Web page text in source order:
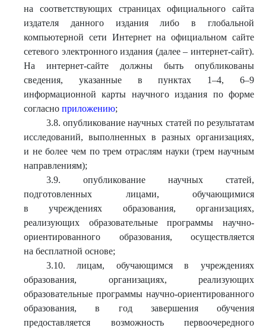
на соответствующих страницах официального сайта
издателя данного издания либо в глобальной
компьютерной сети Интернет на официальном сайте
сетевого электронного издания (далее – интернет-сайт).
На интернет-сайте должны быть опубликованы
сведения, указанные в пунктах 1–4, 6–9
информационной карты научного издания по форме
согласно приложению;
3.8. опубликование научных статей по результатам
исследований, выполненных в разных организациях,
и не более чем по трем отраслям науки (трем научным
направлениям);
3.9. опубликование научных статей,
подготовленных лицами, обучающимися
в учреждениях образования, организациях,
реализующих образовательные программы научно-
ориентированного образования, осуществляется
на бесплатной основе;
3.10. лицам, обучающимся в учреждениях
образования, организациях, реализующих
образовательные программы научно-ориентированного
образования, в год завершения обучения
предоставляется возможность первоочередного